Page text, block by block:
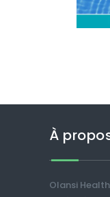
À
Olansi